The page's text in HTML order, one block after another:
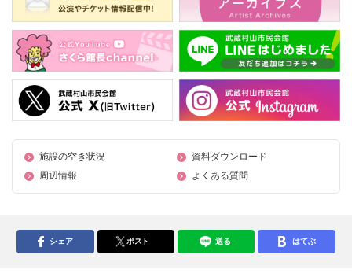
施設の空き状況
資料ダウンロード
周辺情報
よくある質問
シェア ポスト 送る はてぶ